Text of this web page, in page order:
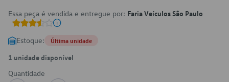
Essa peça é vendida e entregue por: Faria Veículos São Paulo
Estoque: Última unidade
1 unidade disponível
Quantidade